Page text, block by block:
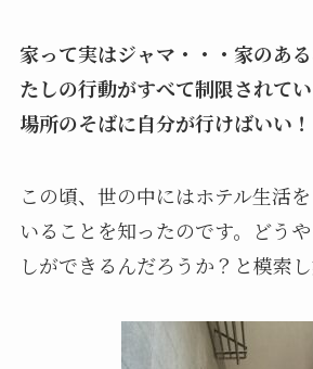
家って実はジャマ・・・家のあ
たしの行動がすべて制限されてい
場所のそばに自分が行けばいい！
この頃、世の中にはホテル生活
いることを知ったのです。どう
しができるんだろうか？と模索し